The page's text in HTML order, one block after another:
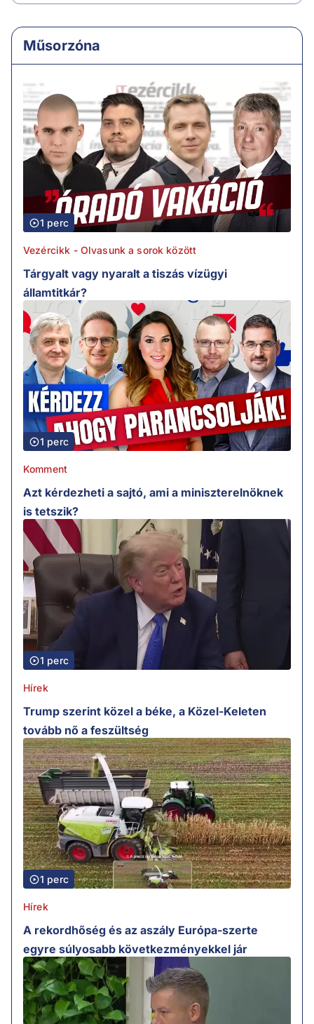
Műsorzóna
1 perc
Vezércikk - Olvasunk a sorok között
Tárgyalt vagy nyaralt a tiszás vízügyi
államtitkár?
1 perc
Komment
Azt kérdezheti a sajtó, ami a miniszterelnöknek
is tetszik?
1 perc
Hírek
Trump szerint közel a béke, a Közel-Keleten
tovább nő a feszültség
1 perc
Hírek
A rekordhőség és az aszály Európa-szerte
egyre súlyosabb következményekkel jár